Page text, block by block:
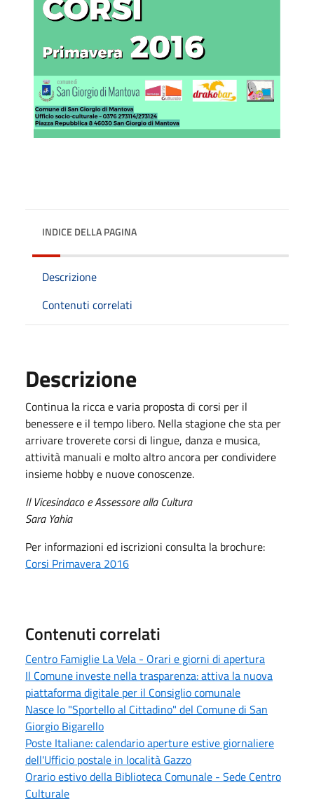
INDICE DELLA PAGINA
Descrizione
Contenuti correlati
Descrizione
Continua la ricca e varia proposta di corsi per il
benessere e il tempo libero. Nella stagione che sta per
arrivare troverete corsi di lingue, danza e musica,
attività manuali e molto altro ancora per condividere
insieme hobby e nuove conoscenze.
Il Vicesindaco e Assessore alla Cultura
Sara Yahia
Per informazioni ed iscrizioni consulta la brochure:
Corsi Primavera 2016
Contenuti correlati
Centro Famiglie La Vela - Orari e giorni di apertura
Il Comune investe nella trasparenza: attiva la nuova
piattaforma digitale per il Consiglio comunale
Nasce lo "Sportello al Cittadino" del Comune di San
Giorgio Bigarello
Poste Italiane: calendario aperture estive giornaliere
dell'Ufficio postale in località Gazzo
Orario estivo della Biblioteca Comunale - Sede Centro
Culturale